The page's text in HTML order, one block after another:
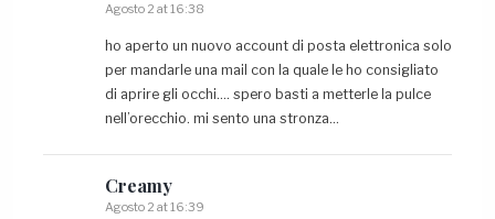
Agosto 2 at 16:38
ho aperto un nuovo account di posta elettronica solo
per mandarle una mail con la quale le ho consigliato
di aprire gli occhi…. spero basti a metterle la pulce
nell’orecchio. mi sento una stronza…
Creamy
Agosto 2 at 16:39